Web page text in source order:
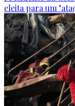
eleita para um